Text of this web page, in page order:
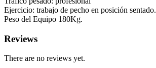
Ejercicio: trabajo de pecho en posición sentado.
Peso del Equipo 180Kg.
Reviews
There are no reviews yet.